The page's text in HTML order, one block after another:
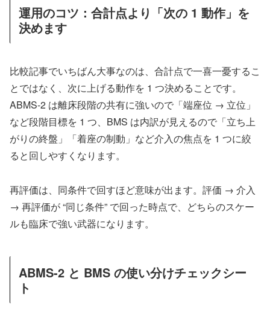
運用のコツ：合計点より「次の 1 動作」を
決めます
比較記事でいちばん大事なのは、合計点で一喜一憂するこ
とではなく、次に上げる動作を 1 つ決めることです。
ABMS-2 は離床段階の共有に強いので「端座位 → 立位」
など段階目標を 1 つ、BMS は内訳が見えるので「立ち上
がりの終盤」「着座の制動」など介入の焦点を 1 つに絞
ると回しやすくなります。
再評価は、同条件で回すほど意味が出ます。評価 → 介入
→ 再評価が “同じ条件” で回った時点で、どちらのスケー
ルも臨床で強い武器になります。
ABMS-2 と BMS の使い分けチェックシー
ト